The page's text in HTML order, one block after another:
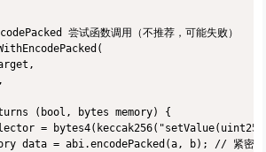
尝试函数调用（不推荐，可能失败）
(bool, bytes memory) {
=
data = abi.encodePacked(a, b); // 紧密打